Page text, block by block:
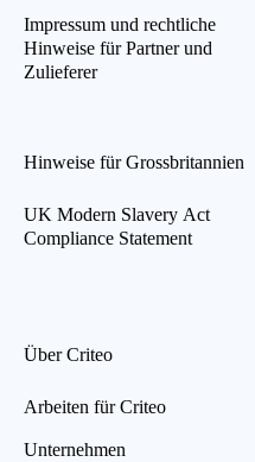
Impressum und rechtliche
Hinweise für Partner und
Zulieferer
Hinweise für Grossbritannien
UK Modern Slavery Act
Compliance Statement
Über Criteo
Arbeiten für Criteo
Unternehmen